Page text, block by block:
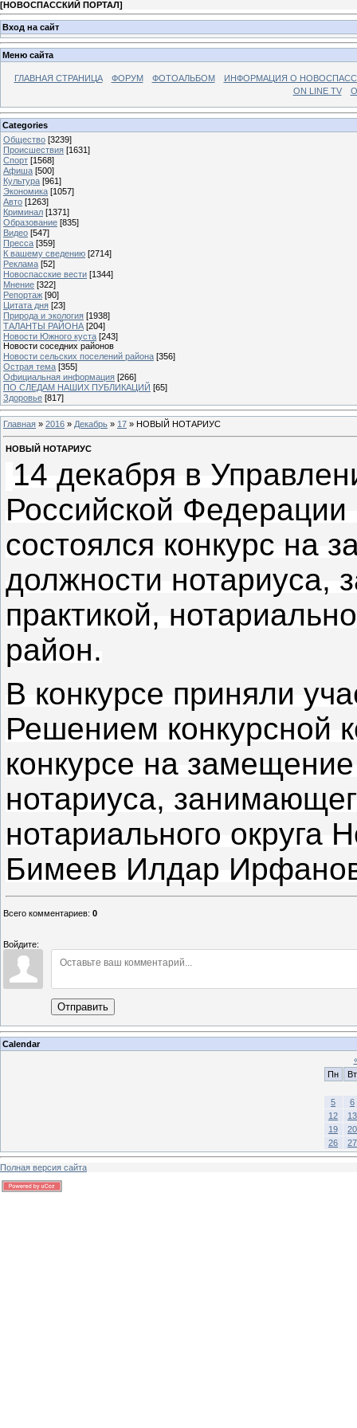
[НОВОСПАССКИЙ ПОРТАЛ]
Вход на сайт
Меню сайта
ГЛАВНАЯ СТРАНИЦА ФОРУМ ФОТОАЛЬБОМ
ИНФОРМАЦИЯ О
ON LINE TV
Categories
Общество [3239]
Происшествия [1631]
Спорт [1568]
Афиша [500]
Культура [961]
Экономика [1057]
Авто [1263]
Криминал [1371]
Образование [835]
Видео [547]
Пресса [359]
К вашему сведению [2714]
Реклама [52]
Новоспасские вести [1344]
Мнение [322]
Репортаж [90]
Цитата дня [23]
Природа и экология [1938]
ТАЛАНТЫ РАЙОНА [204]
Новости Южного куста [243]
Новости соседних районов
Новости сельских поселений района [356]
Острая тема [355]
Официальная информация [266]
ПО СЛЕДАМ НАШИХ ПУБЛИКАЦИЙ [65]
Здоровье [817]
Главная » 2016 » Декабрь » 17 » НОВЫЙ НОТАРИУС
НОВЫЙ НОТАРИУС
14 декабря в
Российской Федерации
состоялся конкурс на
должности нотариуса,
практикой,
район.
В конкурсе приняли
Решением конкурсной
конкурсе на
нотариуса,
нотариального округа
Бимеев Илдар
Всего комментариев: 0
Войдите:
Отправить
Calendar
Пн
Вт
5
6
12
13
19
20
26
27
Полная версия сайта